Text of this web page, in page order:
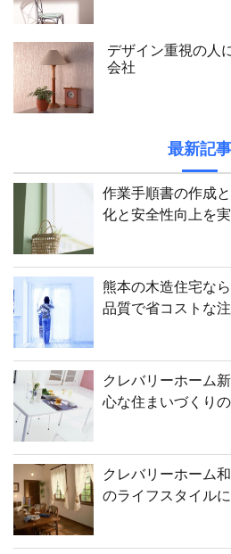
デザイン重視の人
会社
最新記事
作業手順書の作成
化と安全性向上を
熊本の木造住宅な
品質で省コストな
クレバリーホーム
心な住まいづくり
クレバリーホーム
のライフスタイル